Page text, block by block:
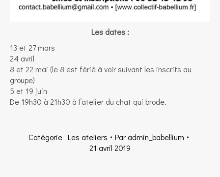
Les dates :
13 et 27 mars
24 avril
8 et 22 mai (le 8 est férié à voir suivant les inscrits au
groupe)
5 et 19 juin
De 19h30 à 21h30 à l’atelier du chat qui brode.
Catégorie Les ateliers Paradmin_babellium
21 avril 2019